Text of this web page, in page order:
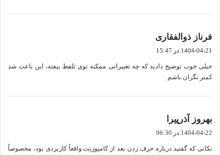
فرناز ذوالفقاری
:
1404-04-21 در 15:47
خیلی خوب توضیح دادید که چه تغییراتی ممکنه توی تلفظ بیفته، این باعث شد
کمتر نگران باشم
بهروز آذرپیرا
:
1404-04-22 در 06:30
نکاتی که گفتید درباره حرف زدن بعد از کامپوزیت واقعاً کاربردی بود، مخصوصاً